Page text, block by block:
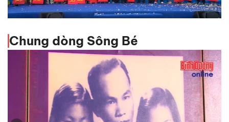
về quê đón tết
Chung dòng Sông Bé